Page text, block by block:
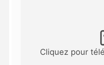
Cliquez pour